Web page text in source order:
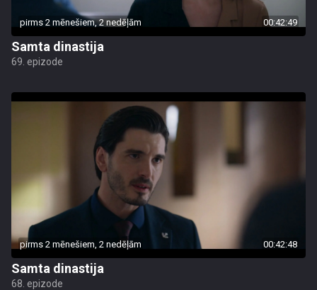
pirms 2 mēnešiem, 2 nedēļām 00:42:49
Samta dinastija
69. epizode
pirms 2 mēnešiem, 2 nedēļām 00:42:48
Samta dinastija
68. epizode